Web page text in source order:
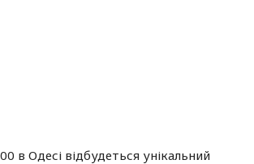
в Одесі відбудеться унікальний